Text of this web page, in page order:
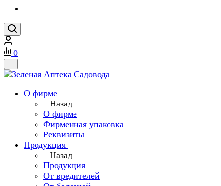
0
О фирме
Назад
О фирме
Фирменная упаковка
Реквизиты
Продукция
Назад
Продукция
От вредителей